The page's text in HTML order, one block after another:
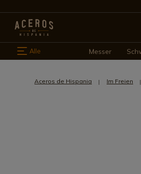
Alle Messer
Aceros de Hispania Im Freien